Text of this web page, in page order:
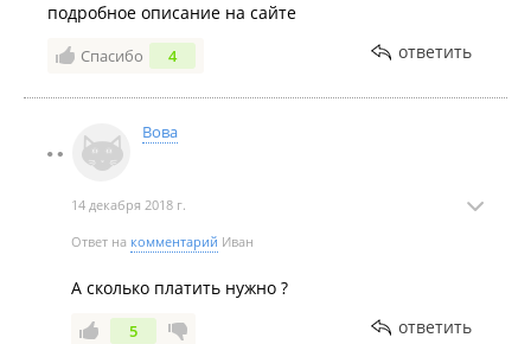
подробное описание на сайте
Спасибо 4 ответить
Вова
14 декабря 2018 г.
Ответ на комментарий Иван
А сколько платить нужно ?
5 ответить